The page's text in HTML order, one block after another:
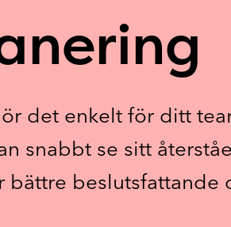
det enkelt för ditt
snabbt se sitt
beslutsfattande